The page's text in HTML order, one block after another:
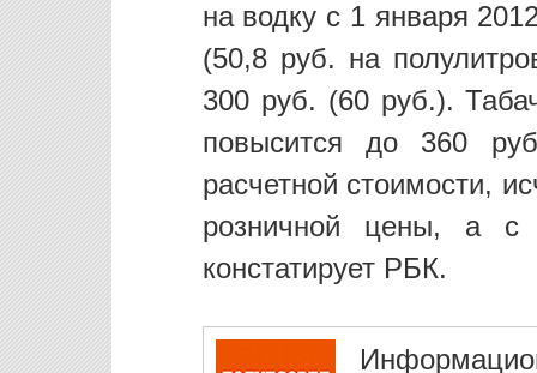
на водку с 1 января
(50,8 руб. на
300 руб. (60 руб.).
повысится до 360
расчетной стоимости,
розничной цены, а
констатирует РБК.